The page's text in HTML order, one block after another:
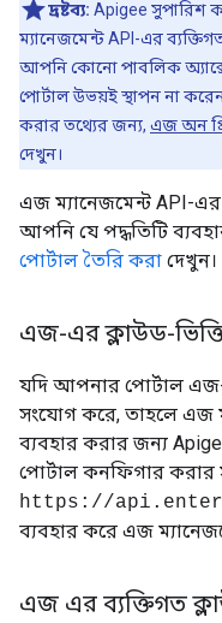
দ্রষ্টব্য: Apigee সুপারিশ
ম্যানেজমেন্ট API-এর
আপনি কোনো পাবলিক
পোর্টাল উভয়ই স্থাপন না
করার তথ্যের জন্য, এজ অন
দেখুন।
এজ ম্যানেজমেন্ট API-
আপনি যে পদ্ধতিটি
পোর্টাল তৈরি করা দেখুন।
এজ-এর ক্লাউড-
যদি আপনার পোর্টাল এজ-
সংযোগ করে, তাহলে এজ
ব্যবহার করার জন্য
পোর্টাল কনফিগার
https://
ব্যবহার করে এজ
এজ এর ব্যক্তিগত